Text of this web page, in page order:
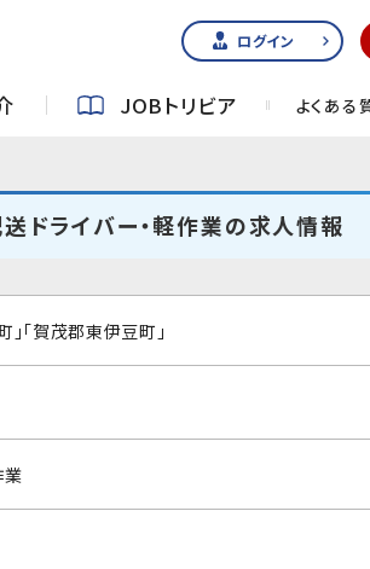
ログイン
JOBトリビア よくある
ドライバー・軽作業の求人情報
「賀茂郡東伊豆町」
業